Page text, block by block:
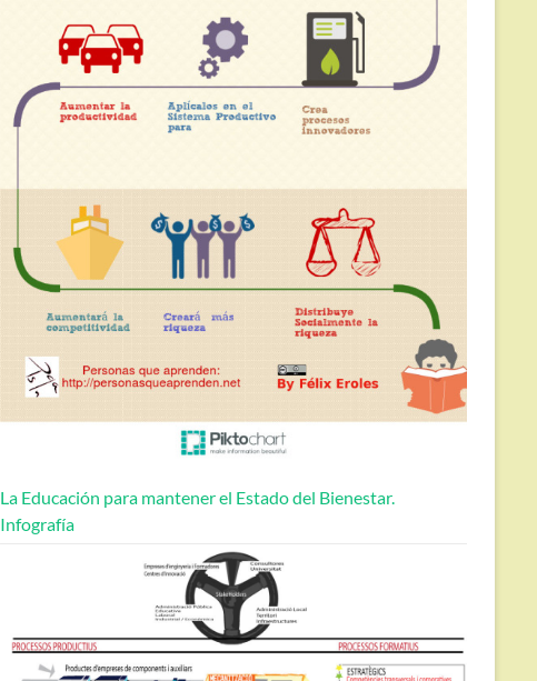
La Educación para mantener el Estado del Bienestar.
Infografía